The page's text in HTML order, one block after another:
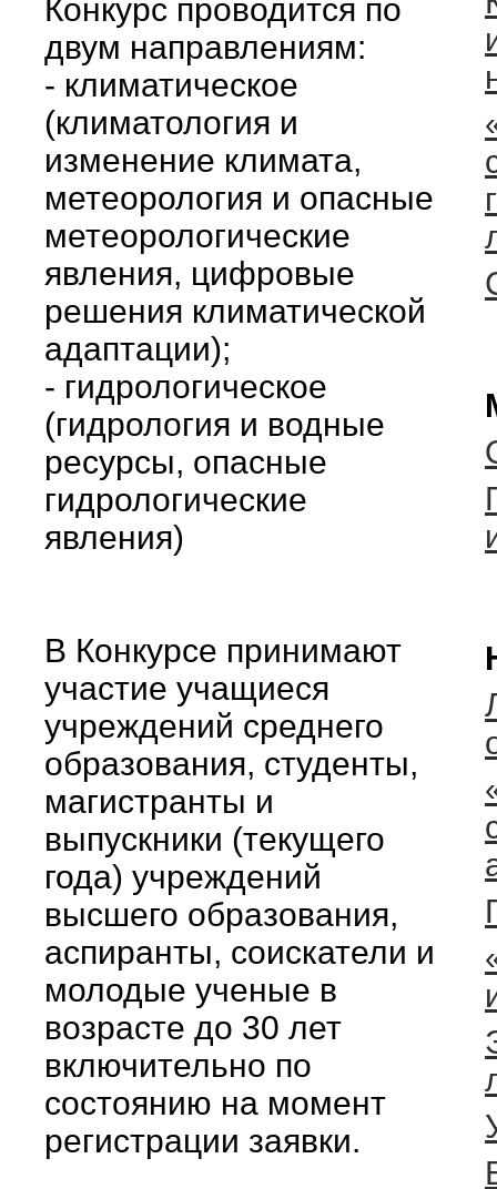
Конкурс проводится по
двум направлениям:
- климатическое
(климатология и
изменение климата,
метеорология и опасные
метеорологические
явления, цифровые
решения климатической
адаптации);
- гидрологическое
(гидрология и водные
ресурсы, опасные
гидрологические
явления)
В Конкурсе принимают
участие учащиеся
учреждений среднего
образования, студенты,
магистранты и
выпускники (текущего
года) учреждений
высшего образования,
аспиранты, соискатели и
молодые ученые в
возрасте до 30 лет
включительно по
состоянию на момент
регистрации заявки.